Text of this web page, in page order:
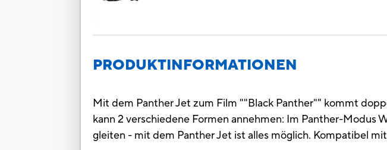
PRODUKTINFORMATIONEN
Mit dem Panther Jet zum Film ""Black Panther"" kommt
kann 2 verschiedene Formen annehmen: Im Panther-
gleiten - mit dem Panther Jet ist alles möglich. Kompatibel